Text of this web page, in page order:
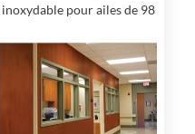
inoxydable pour ailes de 98